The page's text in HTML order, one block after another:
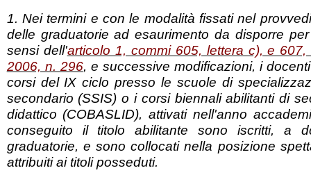
1. Nei termini e con le modalità fissati nel
delle graduatorie ad esaurimento da disporre
sensi dell'articolo 1, commi 605, lettera c), e
2006, n. 296, e successive modificazioni, i
corsi del IX ciclo presso le scuole di
secondario (SSIS) o i corsi biennali abilitanti di
didattico (COBASLID), attivati nell'anno
conseguito il titolo abilitante sono iscritti, a
graduatorie, e sono collocati nella posizione
attribuiti ai titoli posseduti.